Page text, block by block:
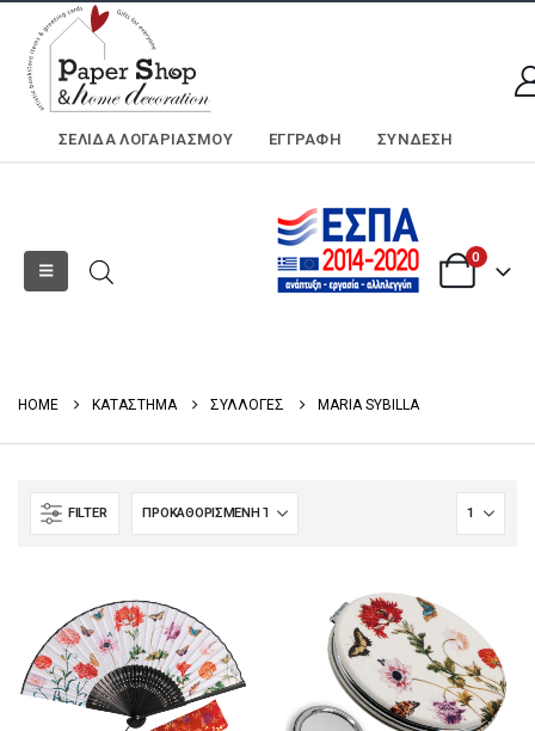
ΣΕΛΊΔΑ ΛΟΓΑΡΙΑΣΜΟΎ ΕΓΓΡΑΦΗ ΣΎΝΔΕΣΗ
0
HOME ΚΑΤΑΣΤΗΜΑ ΣΥΛΛΟΓΕΣ MARIA SYBILLA
FILTER